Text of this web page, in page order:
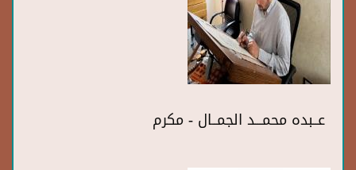
عــبده محمـــد الجمــال - مكرم